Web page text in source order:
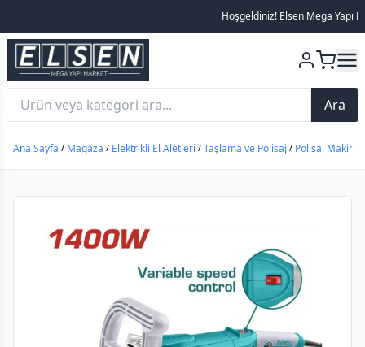
Hoşgeldiniz! Elsen Mega Yapı
Ara
Ana Sayfa / Mağaza / Elektrikli El Aletleri / Taşlama ve Polisaj / Polisaj